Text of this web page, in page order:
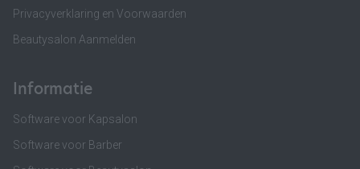
Privacyverklaring en Voorwaarden
Beautysalon Aanmelden
Informatie
Software voor Kapsalon
Software voor Barber